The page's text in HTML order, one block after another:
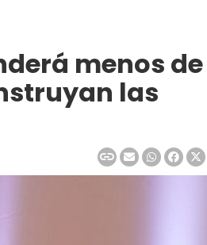
menos de
las